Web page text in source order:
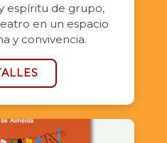
espíritu de grupo,
en un espacio
y convivencia.